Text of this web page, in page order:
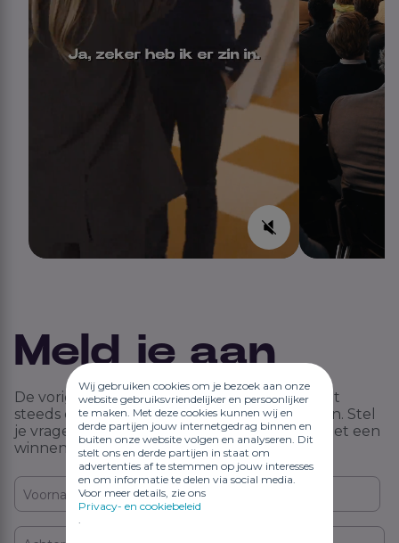
Wij gebruiken cookies om je bezoek aan onze
website gebruiksvriendelijker en persoonlijker
te maken. Met deze cookies kunnen wij en
derde partijen jouw internetgedrag binnen en
buiten onze website volgen en analyseren. Dit
stelt ons en derde partijen in staat om
advertenties af te stemmen op jouw interesses
en om informatie te delen via social media.
Voor meer details, zie ons
Privacy- en cookiebeleid
Meld je aan
De vorige edities waren een groot succes met
steeds een volgeboekte zaal van 200+ gasten. Stel
je vragen, deel je inzichten en ga naar huis met een
winnende strategie en concrete planning.
Voornaam*